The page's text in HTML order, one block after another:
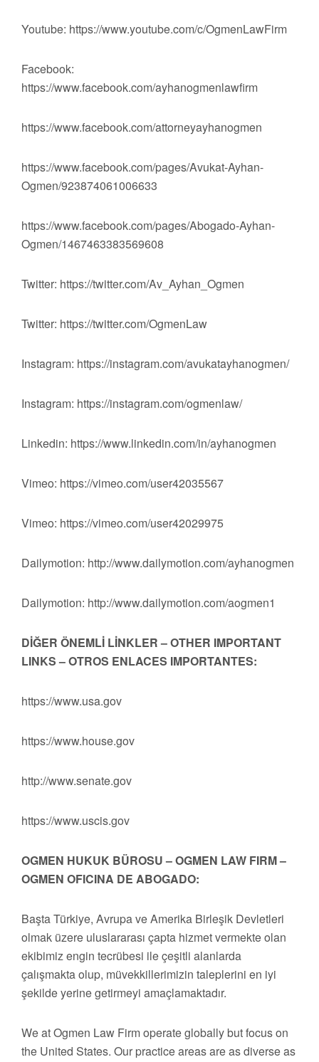
Youtube: https://www.youtube.com/c/OgmenLawFirm
Facebook:
https://www.facebook.com/ayhanogmenlawfirm
https://www.facebook.com/attorneyayhanogmen
https://www.facebook.com/pages/Avukat-Ayhan-
Ogmen/923874061006633
https://www.facebook.com/pages/Abogado-Ayhan-
Ogmen/1467463383569608
Twitter: https://twitter.com/Av_Ayhan_Ogmen
Twitter: https://twitter.com/OgmenLaw
Instagram: https://instagram.com/avukatayhanogmen/
Instagram: https://instagram.com/ogmenlaw/
Linkedin: https://www.linkedin.com/in/ayhanogmen
Vimeo: https://vimeo.com/user42035567
Vimeo: https://vimeo.com/user42029975
Dailymotion: http://www.dailymotion.com/ayhanogmen
Dailymotion: http://www.dailymotion.com/aogmen1
DİĞER ÖNEMLİ LİNKLER – OTHER IMPORTANT
LINKS – OTROS ENLACES IMPORTANTES:
https://www.usa.gov
https://www.house.gov
http://www.senate.gov
https://www.uscis.gov
OGMEN HUKUK BÜROSU – OGMEN LAW FIRM –
OGMEN OFICINA DE ABOGADO:
Başta Türkiye, Avrupa ve Amerika Birleşik Devletleri
olmak üzere uluslararası çapta hizmet vermekte olan
ekibimiz engin tecrübesi ile çeşitli alanlarda
çalışmakta olup, müvekkillerimizin taleplerini en iyi
şekilde yerine getirmeyi amaçlamaktadır.
We at Ogmen Law Firm operate globally but focus on
the United States. Our practice areas are as diverse as